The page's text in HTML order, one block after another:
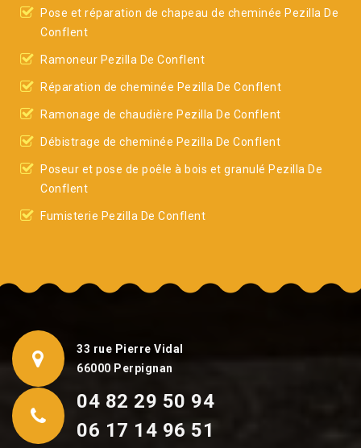
Pose et réparation de chapeau de cheminée Pezilla De
Conflent
Ramoneur Pezilla De Conflent
Réparation de cheminée Pezilla De Conflent
Ramonage de chaudière Pezilla De Conflent
Débistrage de cheminée Pezilla De Conflent
Poseur et pose de poêle à bois et granulé Pezilla De
Conflent
Fumisterie Pezilla De Conflent
33 rue Pierre Vidal
66000 Perpignan
04 82 29 50 94
06 17 14 96 51